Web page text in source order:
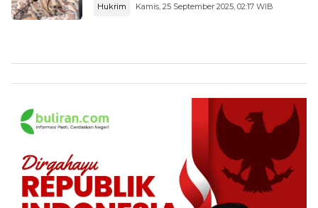
Hukrim Kamis, 25 September 2025, 02:17 WIB